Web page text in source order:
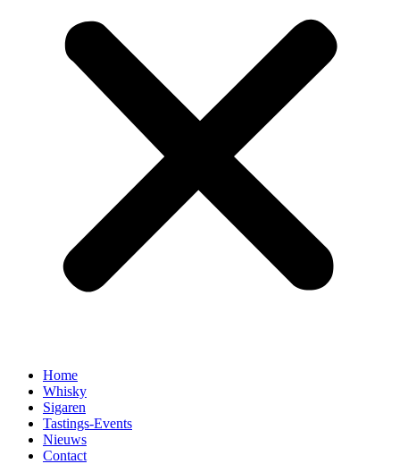
Home
Whisky
Sigaren
Tastings-Events
Nieuws
Contact